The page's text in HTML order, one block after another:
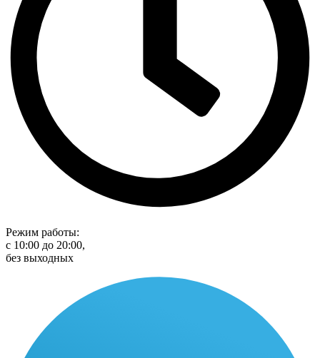
Режим работы:
с 10:00 до 20:00,
без выходных